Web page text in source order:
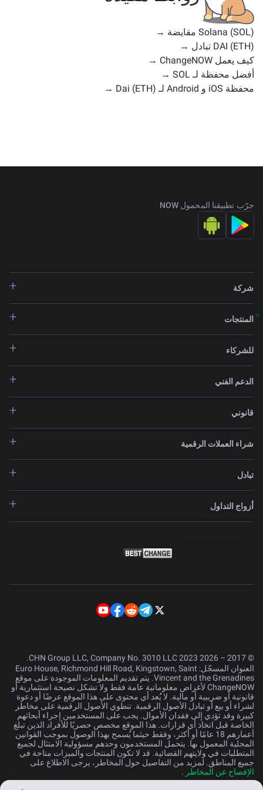
Solana (SOL) مقايضة →
DAI (ETH) تبادل →
كيف يعمل ChangeNOW →
أفضل محفظة لـ SOL →
محفظة iOS و Android لـ Dai (ETH) →
جرّب تطبيقنا المحمول NOW
شركة
المنتجات
للشركاء
الدعم الفني
قانوني
شراء العملات الرقمية
تبادل
أزواج التداول
© 2017 – 2026 CHN Group LLC, Company No. 3010 LLC 2023.
العنوان المسجّل: Euro House, Richmond Hill Road, Kingstown, Saint
Vincent and the Grenadines. يتم تقديم المعلومات الموجودة على موقع
ChangeNOW لأغراض معلوماتية عامة فقط ولا تشكل نصيحة استثمارية أو
قانونية أو ضريبية أو مالية. لا يُعد أي محتوى على هذا الموقع عرضًا أو دعوة
لشراء أو بيع أو تبادل الأصول الرقمية. تنطوي الأصول الرقمية على مخاطر
كبيرة وقد تؤدي إلى فقدان الأموال. يجب على المستخدمين إجراء أبحاثهم
الخاصة قبل اتخاذ أي قرارات. هذا الموقع مخصص حصريًا للأفراد الذين تبلغ
أعمارهم 18 عامًا أو أكثر، وفقط حيثما يُسمح بهذا الوصول بموجب القوانين
المحلية المعمول بها. يتحمل المستخدمون وحدهم مسؤولية الامتثال لجميع
المتطلبات في ولايتهم القضائية. قد لا تكون المنتجات والميزات متاحة في
جميع المناطق. لمزيد من التفاصيل حول المخاطر، يرجى الاطلاع على
الإفصاح عن المخاطر .